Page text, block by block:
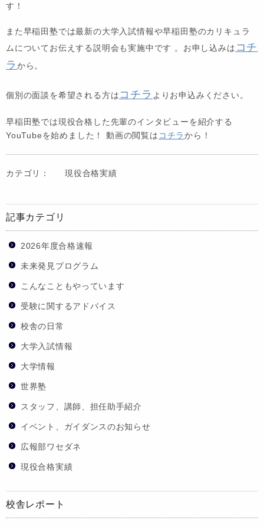
す！
また早稲田塾では最新の大学入試情報や早稲田塾のカリキュラ
ムについてお伝えする説明会も実施中です 。お申し込みは コチ
ラ から。
個別の面談を希望される方はコチラ よりお申込みください。
早稲田塾では現役合格した先輩のインタビューを紹介する
YouTubeを始めました！ 動画の閲覧は コチラから！
カテゴリ： 現役合格実績
記事カテゴリ
2026年度合格速報
未来発見プログラム
こんなこともやっています
受験に関するアドバイス
校舎の日常
大学入試情報
大学情報
世界塾
スタッフ、講師、担任助手紹介
イベント、ガイダンスのお知らせ
広報部ワセダネ
現役合格実績
校舎レポート